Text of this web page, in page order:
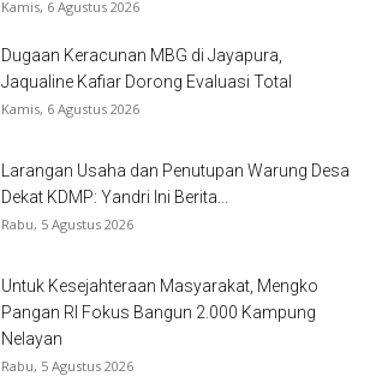
Kamis, 6 Agustus 2026
Dugaan Keracunan MBG di Jayapura,
Jaqualine Kafiar Dorong Evaluasi Total
Kamis, 6 Agustus 2026
Larangan Usaha dan Penutupan Warung Desa
Dekat KDMP: Yandri Ini Berita...
Rabu, 5 Agustus 2026
Untuk Kesejahteraan Masyarakat, Mengko
Pangan RI Fokus Bangun 2.000 Kampung
Nelayan
Rabu, 5 Agustus 2026